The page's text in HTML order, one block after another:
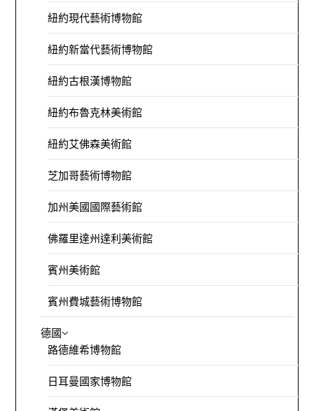
紐約現代藝術博物館
紐約新當代藝術博物館
紐約古根漢博物館
紐約布魯克林美術館
紐約艾佛森美術館
芝加哥藝術博物館
加州美國國際藝術館
佛羅里達州達利美術館
賓州美術館
賓州費城藝術博物館
德國
路德維希博物館
日耳曼國家博物館